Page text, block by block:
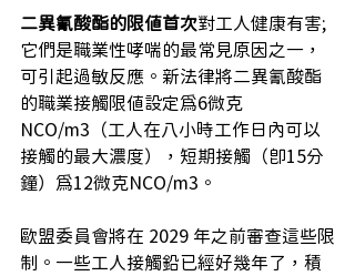
二異氰酸酯的限值首次對工人健康有害;
它們是職業性哮喘的最常見原因之一，
可引起過敏反應。新法律將二異氰酸酯
的職業接觸限值設定為6微克
NCO/m3（工人在八小時工作日內可以
接觸的最大濃度），短期接觸（即15分
鐘）為12微克NCO/m3。
歐盟委員會將在 2029 年之前審查這些限
制。一些工人接觸鉛已經好幾年了，積